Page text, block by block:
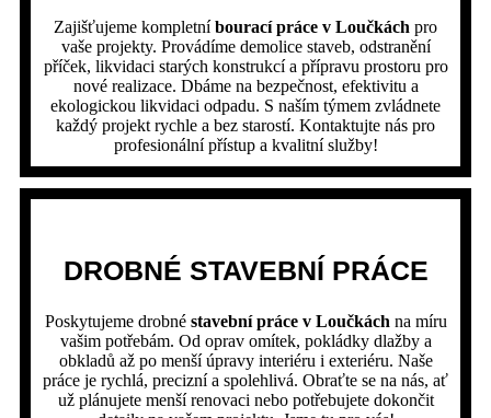
Zajišťujeme kompletníbourací práce v Loučkách pro
vaše projekty. Provádíme demolice staveb, odstranění
příček, likvidaci starých konstrukcí a přípravu prostoru pro
nové realizace. Dbáme na bezpečnost, efektivitu a
ekologickou likvidaci odpadu. S naším týmem zvládnete
každý projekt rychle a bez starostí. Kontaktujte nás pro
profesionální přístup a kvalitní služby!
DROBNÉ STAVEBNÍ PRÁCE
Poskytujeme drobné stavební práce v Loučkách na míru
vašim potřebám. Od oprav omítek, pokládky dlažby a
obkladů až po menší úpravy interiéru i exteriéru. Naše
práce je rychlá, precizní a spolehlivá. Obraťte se na nás, ať
už plánujete menší renovaci nebo potřebujete dokončit